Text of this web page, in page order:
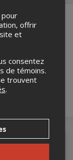
pas un
pour
offrir
et
consentez
de témoins.
trouvent
.